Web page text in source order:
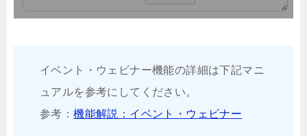
イベント・ウェビナー機能の詳細は下記マニ
ュアルを参考にしてください。
参考：機能解説：イベント・ウェビナー